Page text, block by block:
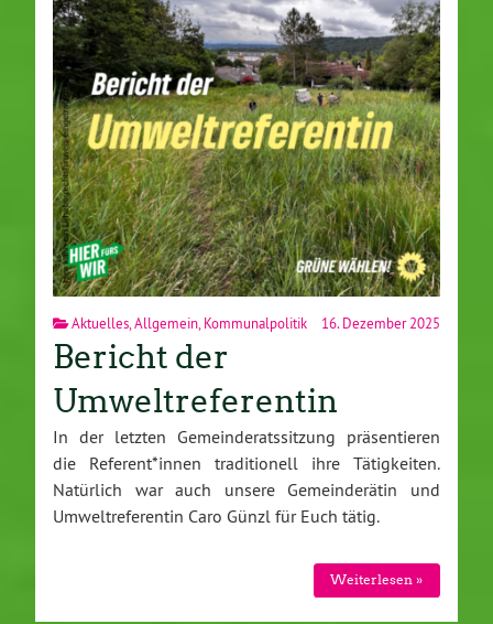
Aktuelles Allgemein Kommunalpolitik 16. Dezember 2025
Bericht der
Umweltreferentin
In der letzten Gemeinderatssitzung präsentieren
die Referent*innen traditionell ihre Tätigkeiten.
Natürlich war auch unsere Gemeinderätin und
Umweltreferentin Caro Günzl für Euch tätig.
Weiterlesen »